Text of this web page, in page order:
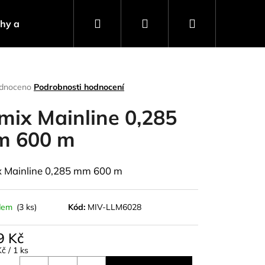
a návnady Stojany a signalizátory
Hledat PřihlášeníNákupní
Podrobnosti hodnocení
Mainline 0,285
600 m
Mainline 0,285 mm 600 m
(3 ks) Kód: MIV-LLM6028
Kč
/ 1 ks